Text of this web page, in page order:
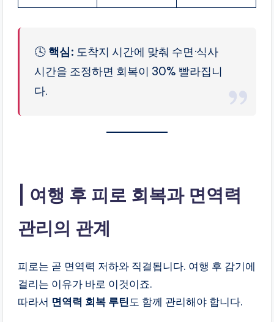
🕓 핵심: 도착지 시간에 맞춰 수면·식사
시간을 조정하면 회복이 30% 빨라집니
다.
여행 후 피로 회복과 면역력
관리의 관계
피로는 곧 면역력 저하와 직결됩니다. 여행 후 감기에
걸리는 이유가 바로 이것이죠.
따라서 면역력 회복 루틴도 함께 관리해야 합니다.